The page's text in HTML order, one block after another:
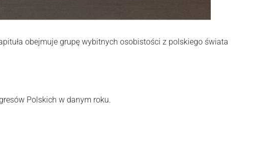
obejmuje grupę wybitnych osobistości z polskiego świata
Polskich w danym roku.